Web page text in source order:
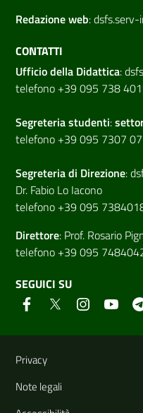
Redazione web:
CONTATTI
Ufficio della Didattica:
telefono +39 095 738
Segreteria studenti:
telefono +39 095 7307
Segreteria di Direzione:
Dr. Fabio Lo Iacono
telefono +39 095
Direttore: Prof. Rosario
telefono +39 095
SEGUICI SU
Link e
Privacy
Note legali